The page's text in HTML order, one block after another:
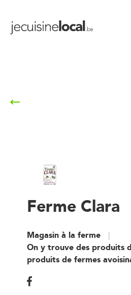
Ferme Clara
Magasin à la ferme
On y trouve des produits
produits de fermes